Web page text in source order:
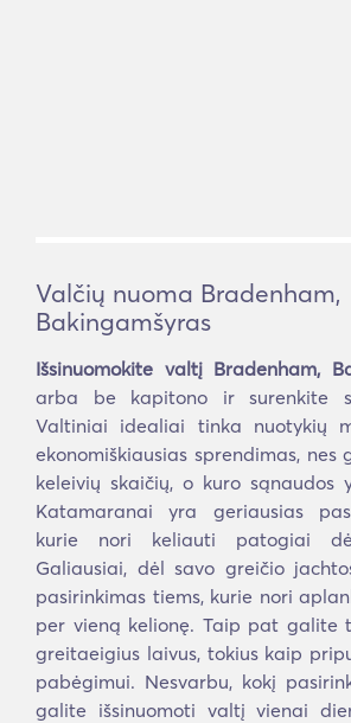
Valčių nuoma Bradenham,
Bakingamšyras
Išsinuomokite valtį Bradenham,
arba be kapitono ir surenkite
Valtiniai idealiai tinka nuotykių
ekonomiškiausias sprendimas,
keleivių skaičių, o kuro sąnaudos
Katamaranai yra geriausias
kurie nori keliauti patogiai
Galiausiai, dėl savo greičio
pasirinkimas tiems, kurie nori
per vieną kelionę. Taip pat galite
greitaeigius laivus, tokius kaip
pabėgimui. Nesvarbu, kokį
galite išsinuomoti valtį vienai